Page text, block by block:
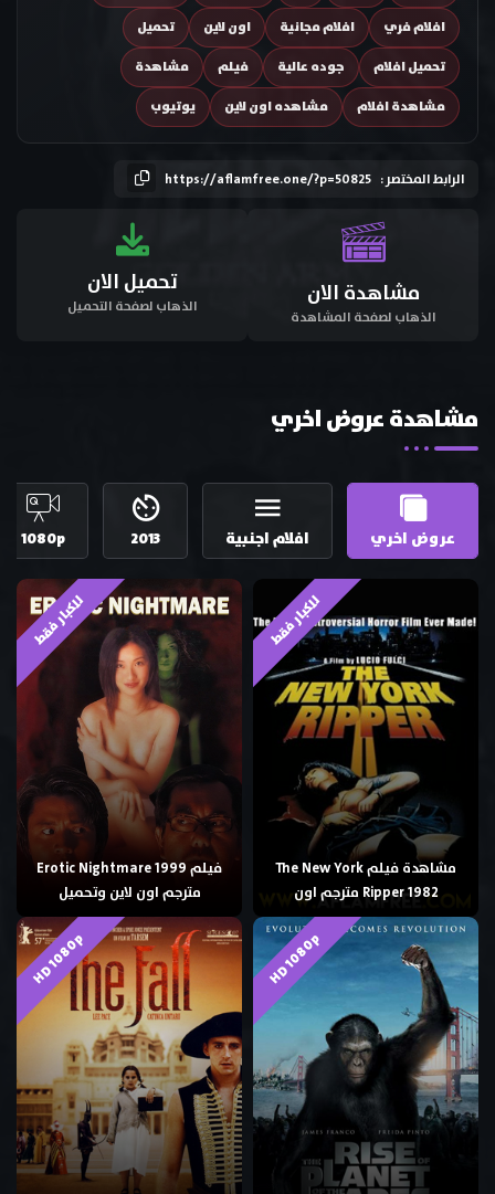
افلام فري
افلام مجانية اون لاين
تحميل
تحميل افلام
جوده عالية فيلم
مشاهدة
مشاهدة افلام
مشاهده اون لاين يوتيوب
الرابط المختصر : https://aflamfree.one/?p=50825
مشاهدة الان
الذهاب لصفحة المشاهدة
تحميل الان
الذهاب لصفحة التحميل
مشاهدة عروض اخري
عروض اخري افلام اجنبية 2013
1080p
للكبار فقط
مشاهدة فيلم The New York
Ripper 1982 مترجم اون
للكبار فقط
فيلم Erotic Nightmare 1999
مترجم اون لاين وتحميل
HD 1080p
HD 1080p